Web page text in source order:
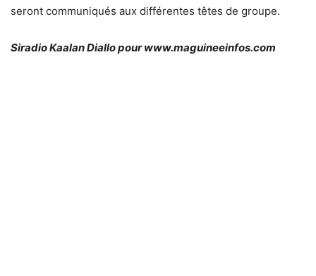
seront communiqués aux différentes têtes de groupe.
Siradio Kaalan Diallo pour www.maguineeinfos.com